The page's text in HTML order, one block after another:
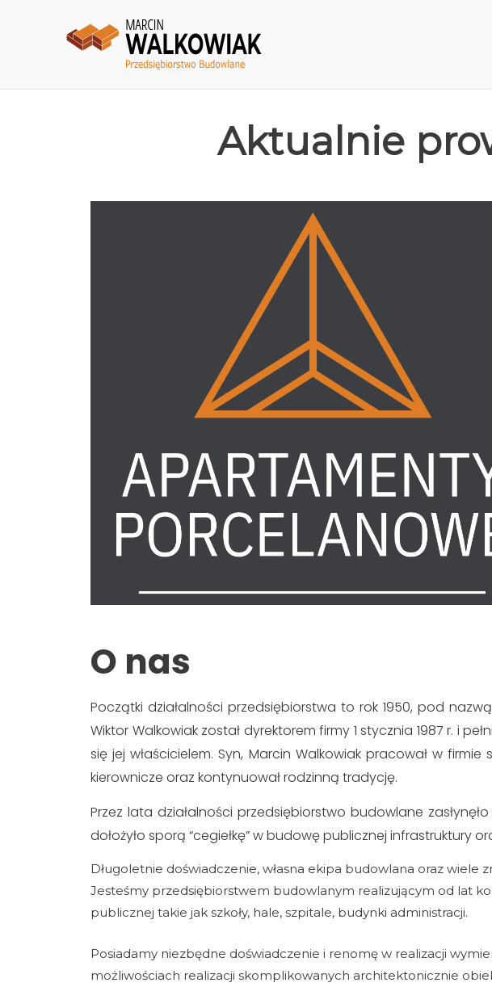
Aktualnie
O nas
Początki działalności przedsiębiorstwa to rok 1950, pod
Wiktor Walkowiak został dyrektorem firmy 1 stycznia 1987 r. i
się jej właścicielem. Syn, Marcin Walkowiak pracował w
kierownicze oraz kontynuował rodzinną tradycję.
Przez lata działalności przedsiębiorstwo budowlane
dołożyło sporą “cegiełkę” w budowę publicznej infrastruktury
Długoletnie doświadczenie, własna ekipa budowlana oraz
Jesteśmy przedsiębiorstwem budowlanym realizującym od lat
publicznej takie jak szkoły, hale, szpitale, budynki administracji.
Posiadamy niezbędne doświadczenie i renomę w realizacji
możliwościach realizacji skomplikowanych architektonicznie